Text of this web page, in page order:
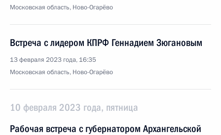
Московская область, Ново-Огарёво
Встреча с лидером КПРФ Геннадием Зюгановым
13 февраля 2023 года, 16:35
Московская область, Ново-Огарёво
10 февраля 2023 года, пятница
Рабочая встреча с губернатором Архангельской